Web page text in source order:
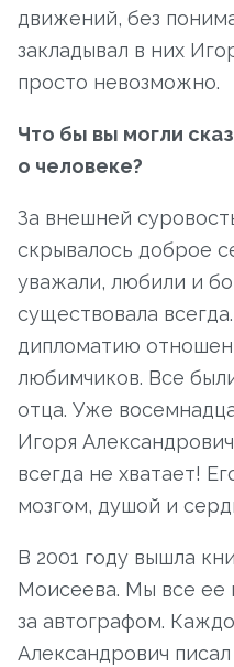
движений, без
закладывал в них
просто невозможно.
Что бы вы могли
о человеке?
За внешней
скрывалось доброе
уважали, любили и
существовала
дипломатию
любимчиков. Все
отца. Уже
Игоря
всегда не хватает!
мозгом, душой и
В 2001 году вышла
Моисеева. Мы все ее
за автографом.
Александрович